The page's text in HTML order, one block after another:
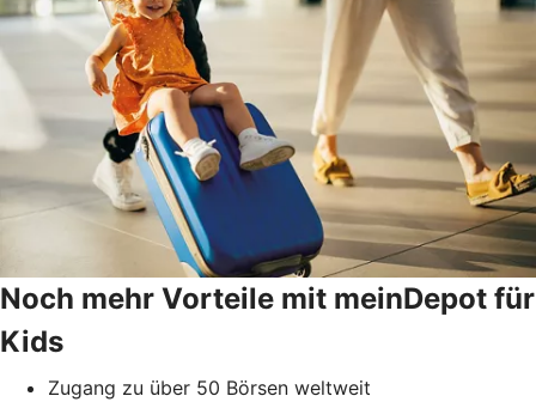
Noch mehr Vorteile mit meinDepot für
Kids
Zugang zu über 50 Börsen weltweit